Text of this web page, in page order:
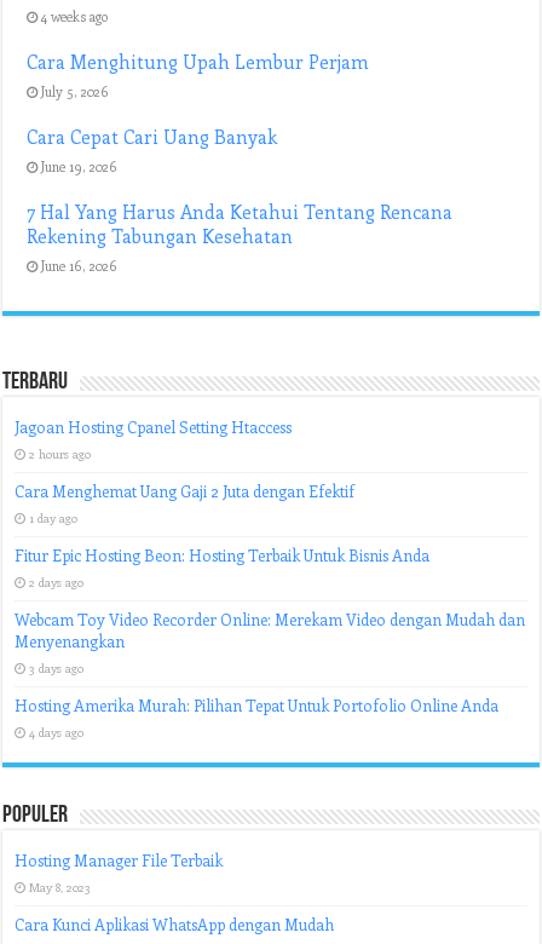
4 weeks ago
Cara Menghitung Upah Lembur Perjam
July 5, 2026
Cara Cepat Cari Uang Banyak
June 19, 2026
7 Hal Yang Harus Anda Ketahui Tentang Rencana
Rekening Tabungan Kesehatan
June 16, 2026
Terbaru
Jagoan Hosting Cpanel Setting Htaccess
2 hours ago
Cara Menghemat Uang Gaji 2 Juta dengan Efektif
1 day ago
Fitur Epic Hosting Beon: Hosting Terbaik Untuk Bisnis Anda
2 days ago
Webcam Toy Video Recorder Online: Merekam Video dengan Mudah dan
Menyenangkan
3 days ago
Hosting Amerika Murah: Pilihan Tepat Untuk Portofolio Online Anda
4 days ago
Populer
Hosting Manager File Terbaik
May 8, 2023
Cara Kunci Aplikasi WhatsApp dengan Mudah